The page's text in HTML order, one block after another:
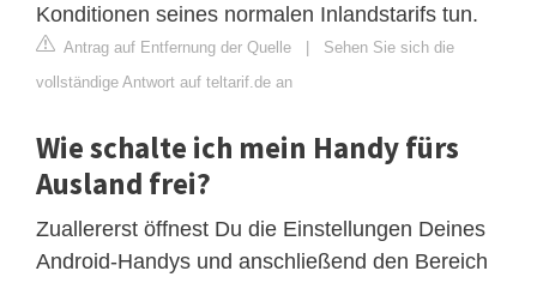
Konditionen seines normalen Inlandstarifs tun.
Antrag auf Entfernung der Quelle | Sehen Sie sich die
vollständige Antwort auf teltarif.de an
Wie schalte ich mein Handy fürs
Ausland frei?
Zuallererst öffnest Du die Einstellungen Deines
Android-Handys und anschließend den Bereich